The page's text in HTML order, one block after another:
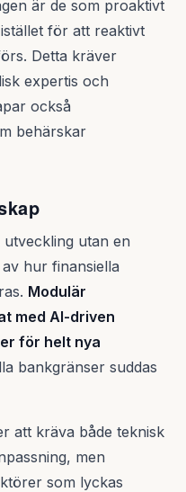
är de som proaktivt
för att reaktivt
Detta kräver
expertis och
också
behärskar
utan en
hur finansiella
Modulär
med AI-driven
för helt nya
bankgränser suddas
att kräva både teknisk
men
som lyckas